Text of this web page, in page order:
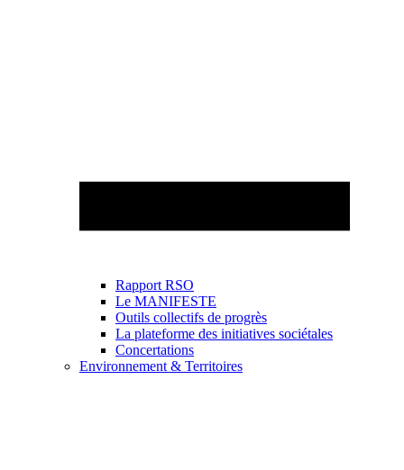
Rapport RSO
Le MANIFESTE
Outils collectifs de progrès
La plateforme des initiatives sociétales
Concertations
Environnement & Territoires